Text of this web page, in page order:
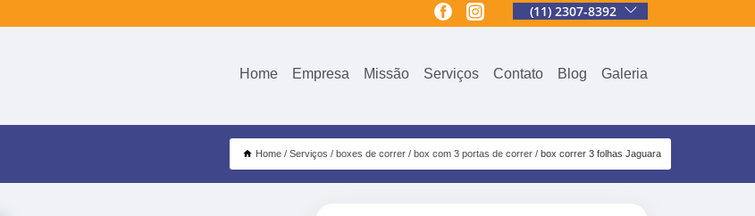
(11) 2307-8392
Home Empresa Missão Serviços Contato Blog Galeria
Home Serviços boxes de correr box com 3 portas de correr box correr 3 folhas Jaguara